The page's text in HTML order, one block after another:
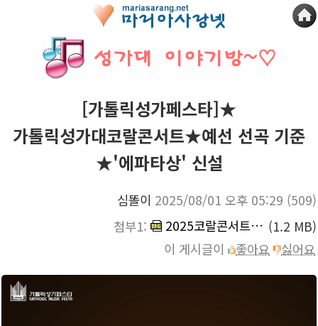
[가톨릭성가페스타]★
가톨릭성가대코랄콘서트★예선 선곡 기준
★'에파타상' 신설
심똘이 2025/08/01 오후 05:29 (509)
첨부1:
2025코랄콘서트_포스터_copy.jpg (1.2 MB)
이 게시글이
좋아요 싫어요